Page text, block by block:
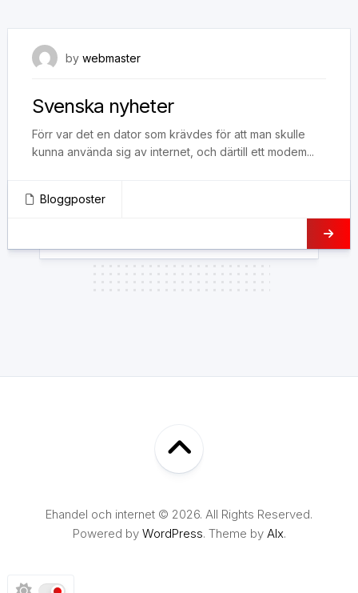
by webmaster
Svenska nyheter
Förr var det en dator som krävdes för att man skulle
kunna använda sig av internet, och därtill ett modem...
Bloggposter
Ehandel och internet © 2026. All Rights Reserved.
Powered by WordPress. Theme by Alx.